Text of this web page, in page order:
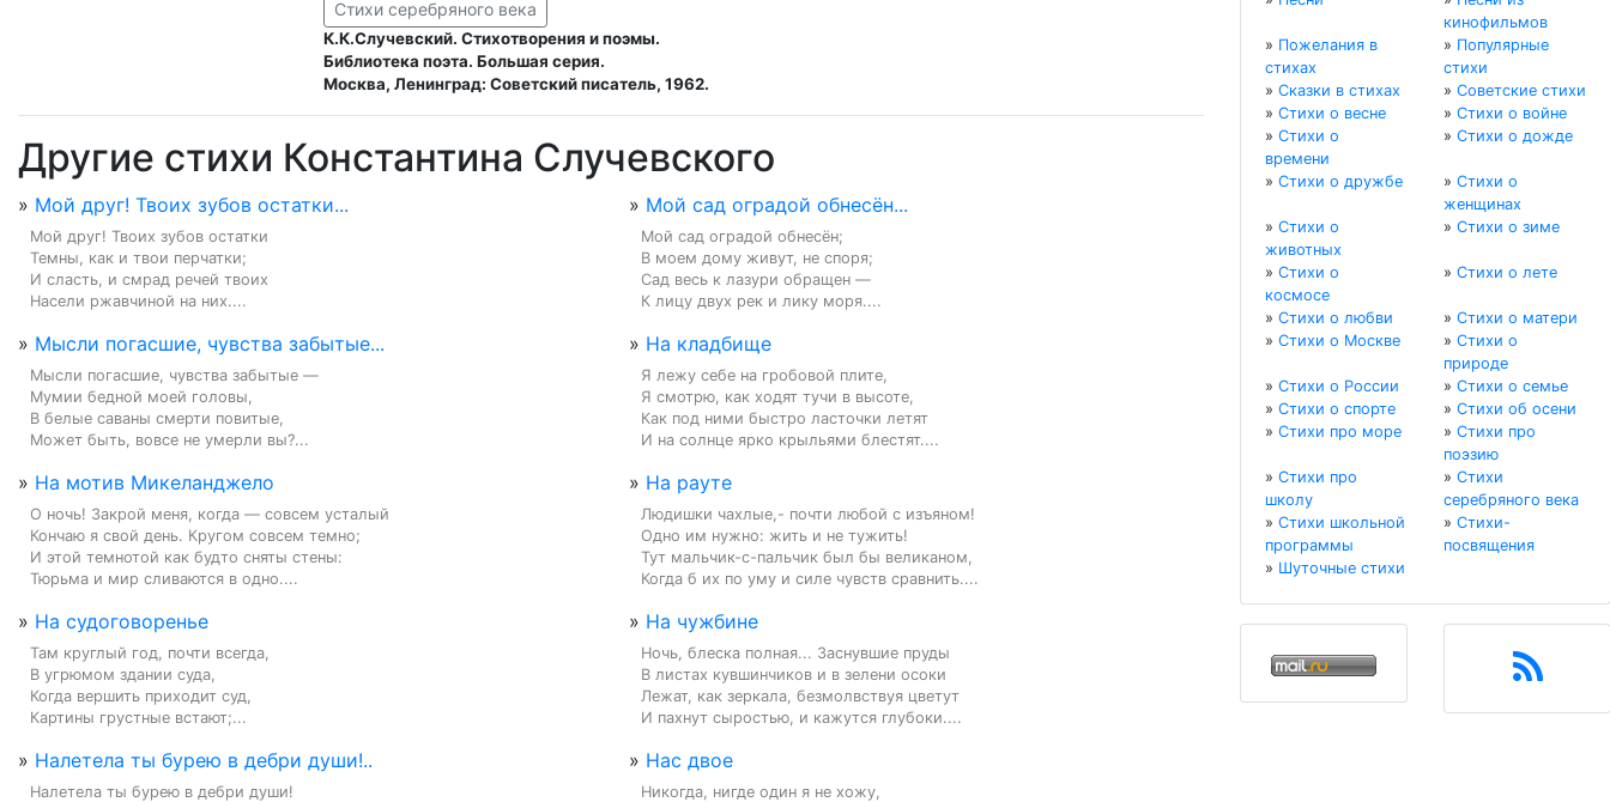
Стихи серебряного века
К.К.Случевский. Стихотворения и поэмы.
Библиотека поэта. Большая серия.
Москва, Ленинград: Советский писатель, 1962.
Другие стихи Константина Случевского
» Мой друг! Твоих зубов остатки...
Мой друг! Твоих зубов остатки
Темны, как и твои перчатки;
И сласть, и смрад речей твоих
Насели ржавчиной на них....
» Мой сад оградой обнесён...
Мой сад оградой обнесён;
В моем дому живут, не споря;
Сад весь к лазури обращен —
К лицу двух рек и лику моря....
» Мысли погасшие, чувства забытые...
Мысли погасшие, чувства забытые —
Мумии бедной моей головы,
В белые саваны смерти повитые,
Может быть, вовсе не умерли вы?...
» На кладбище
Я лежу себе на гробовой плите,
Я смотрю, как ходят тучи в высоте,
Как под ними быстро ласточки летят
И на солнце ярко крыльями блестят....
» На мотив Микеланджело
О ночь! Закрой меня, когда — совсем усталый
Кончаю я свой день. Кругом совсем темно;
И этой темнотой как будто сняты стены:
Тюрьма и мир сливаются в одно....
» На рауте
Людишки чахлые,- почти любой с изъяном!
Одно им нужно: жить и не тужить!
Тут мальчик-с-пальчик был бы великаном,
Когда б их по уму и силе чувств сравнить....
» На судоговоренье
Там круглый год, почти всегда,
В угрюмом здании суда,
Когда вершить приходит суд,
Картины грустные встают;...
» На чужбине
Ночь, блеска полная... Заснувшие пруды
В листах кувшинчиков и в зелени осоки
Лежат, как зеркала, безмолвствуя цветут
И пахнут сыростью, и кажутся глубоки....
» Налетела ты бурею в дебри души!..
Налетела ты бурею в дебри души!
» Нас двое
Никогда, нигде один я не хожу,
кинофильмов
» Пожелания в
стихах
» Популярные
стихи
» Сказки в стихах » Советские стихи
» Стихи о весне » Стихи о войне
» Стихи о
времени
» Стихи о дожде
» Стихи о дружбе » Стихи о
женщинах
» Стихи о
животных
» Стихи о зиме
» Стихи о
космосе
» Стихи о лете
» Стихи о любви » Стихи о матери
» Стихи о Москве » Стихи о
природе
» Стихи о России » Стихи о семье
» Стихи о спорте » Стихи об осени
» Стихи про море » Стихи про
поэзию
» Стихи про
школу
» Стихи
серебряного века
» Стихи школьной
программы
» Стихи-
посвящения
» Шуточные стихи